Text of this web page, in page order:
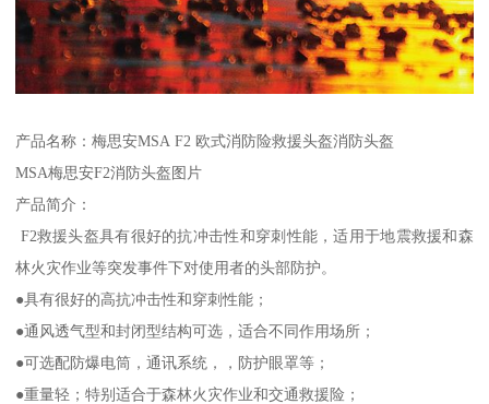
产品名称：梅思安MSA F2 欧式消防险救援头盔消防头盔
MSA梅思安F2消防头盔图片
产品简介：
F2救援头盔具有很好的抗冲击性和穿刺性能，适用于地震救援和森
林火灾作业等突发事件下对使用者的头部防护。
●具有很好的高抗冲击性和穿刺性能；
●通风透气型和封闭型结构可选，适合不同作用场所；
●可选配防爆电筒，通讯系统，，防护眼罩等；
●重量轻；特别适合于森林火灾作业和交通救援险；